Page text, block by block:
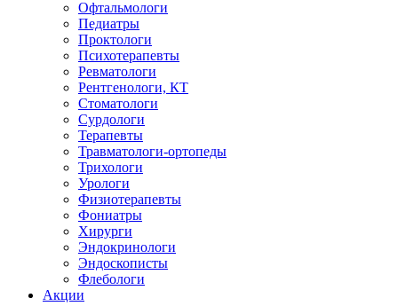
Офтальмологи
Педиатры
Проктологи
Психотерапевты
Ревматологи
Рентгенологи, КТ
Стоматологи
Сурдологи
Терапевты
Травматологи-ортопеды
Трихологи
Урологи
Физиотерапевты
Фониатры
Хирурги
Эндокринологи
Эндоскописты
Флебологи
Акции